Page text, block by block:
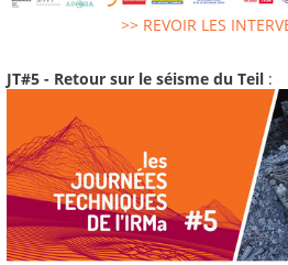
>> REVOIR LES
JT#5 - Retour sur le séisme du Teil :